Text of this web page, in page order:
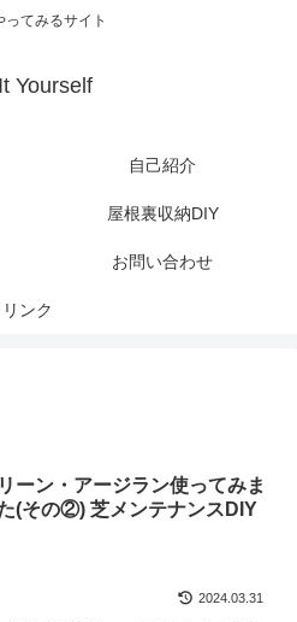
ってみるサイト
Yourself
自己紹介
屋根裏収納DIY
お問い合わせ
リンク
ーン・アージラン使ってみま
(その②) 芝メンテナンスDIY
2024.03.31